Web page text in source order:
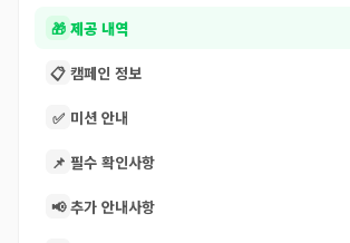
🎁 제공 내역
📋 캠페인 정보
✅ 미션 안내
📌 필수 확인사항
📢 추가 안내사항